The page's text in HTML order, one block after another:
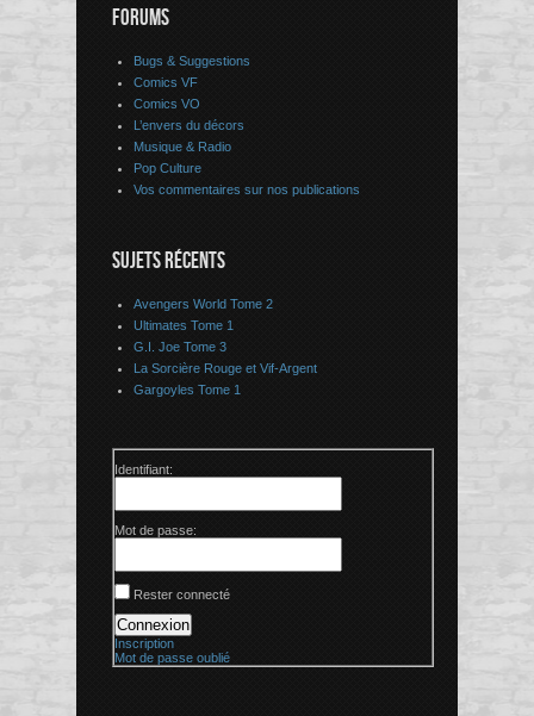
FORUMS
Bugs & Suggestions
Comics VF
Comics VO
L’envers du décors
Musique & Radio
Pop Culture
Vos commentaires sur nos publications
SUJETS RÉCENTS
Avengers World Tome 2
Ultimates Tome 1
G.I. Joe Tome 3
La Sorcière Rouge et Vif-Argent
Gargoyles Tome 1
Identifiant:
Mot de passe:
Rester connecté
Connexion
Inscription
Mot de passe oublié